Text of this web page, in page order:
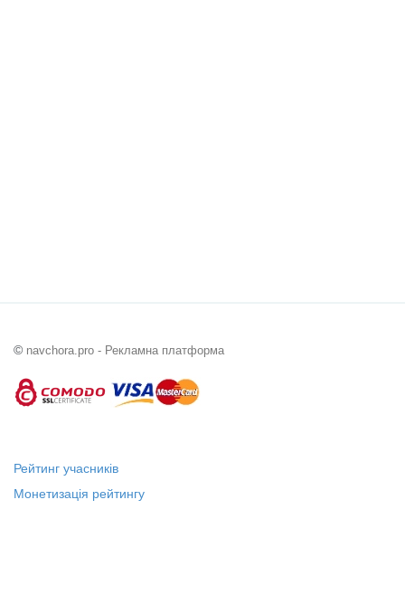
© navchora.pro - Рекламна платформа
Рейтинг учасників
Монетизація рейтингу